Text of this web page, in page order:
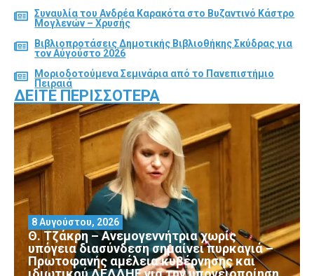
Συναυλία του Ανδρέα Καρακότα στο Βυζαντινό Κάστρο
Μογλενών – Χρυσής
Βιβλιοπροτάσεις Δημοτικής Βιβλιοθήκης Σκύδρας για
τον Αύγούστο 2026
Μοριοδοτούμενα Σεμινάρια από το Πανεπιστήμιο
Πειραιά
ΔΕΊΤΕ ΠΕΡΙΣΣΌΤΕΡΑ
Θ. Τζάκρη – Ανεμογεννήτρια χωρίς
υπόγεια διασύνδεση σημαίνει πυρκαγιά –
Πρωτοφανής αμέλεια κυβέρνησης και
8 Αυγούστου, 2026